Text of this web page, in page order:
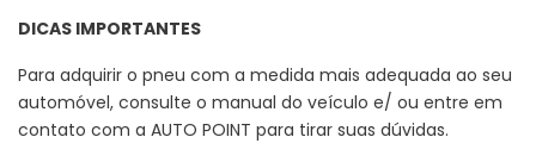
DICAS IMPORTANTES
Para adquirir o pneu com a medida mais adequada ao seu
automóvel, consulte o manual do veículo e/ ou entre em
contato com a AUTO POINT para tirar suas dúvidas.